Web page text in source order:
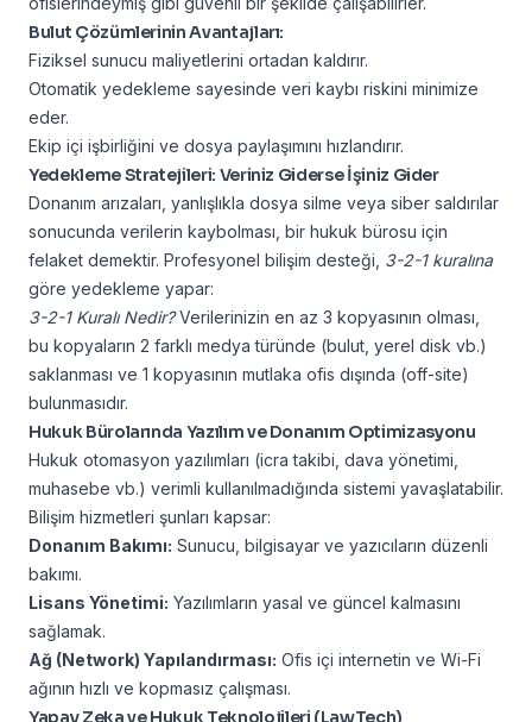
Bulut Çözümlerinin Avantajları:
Fiziksel sunucu maliyetlerini ortadan kaldırır.
Otomatik yedekleme sayesinde veri kaybı riskini minimize
eder.
Ekip içi işbirliğini ve dosya paylaşımını hızlandırır.
Yedekleme Stratejileri: Veriniz Giderse İşiniz Gider
Donanım arızaları, yanlışlıkla dosya silme veya siber saldırılar
sonucunda verilerin kaybolması, bir hukuk bürosu için
felaket demektir. Profesyonel bilişim desteği, 3-2-1 kuralına
göre yedekleme yapar:
3-2-1 Kuralı Nedir?Verilerinizin en az 3 kopyasının olması,
bu kopyaların 2 farklı medya türünde (bulut, yerel disk vb.)
saklanması ve 1 kopyasının mutlaka ofis dışında (off-site)
bulunmasıdır.
Hukuk Bürolarında Yazılım ve Donanım Optimizasyonu
Hukuk otomasyon yazılımları (icra takibi, dava yönetimi,
muhasebe vb.) verimli kullanılmadığında sistemi yavaşlatabilir.
Bilişim hizmetleri şunları kapsar:
Donanım Bakımı: Sunucu, bilgisayar ve yazıcıların düzenli
bakımı.
Lisans Yönetimi: Yazılımların yasal ve güncel kalmasını
sağlamak.
Ağ (Network) Yapılandırması: Ofis içi internetin ve Wi-Fi
ağının hızlı ve kopmasız çalışması.
Yapay Zekave Hukuk Teknolojileri (LawTech)